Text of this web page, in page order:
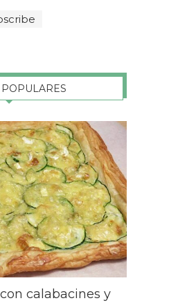
POPULARES
calabacines y